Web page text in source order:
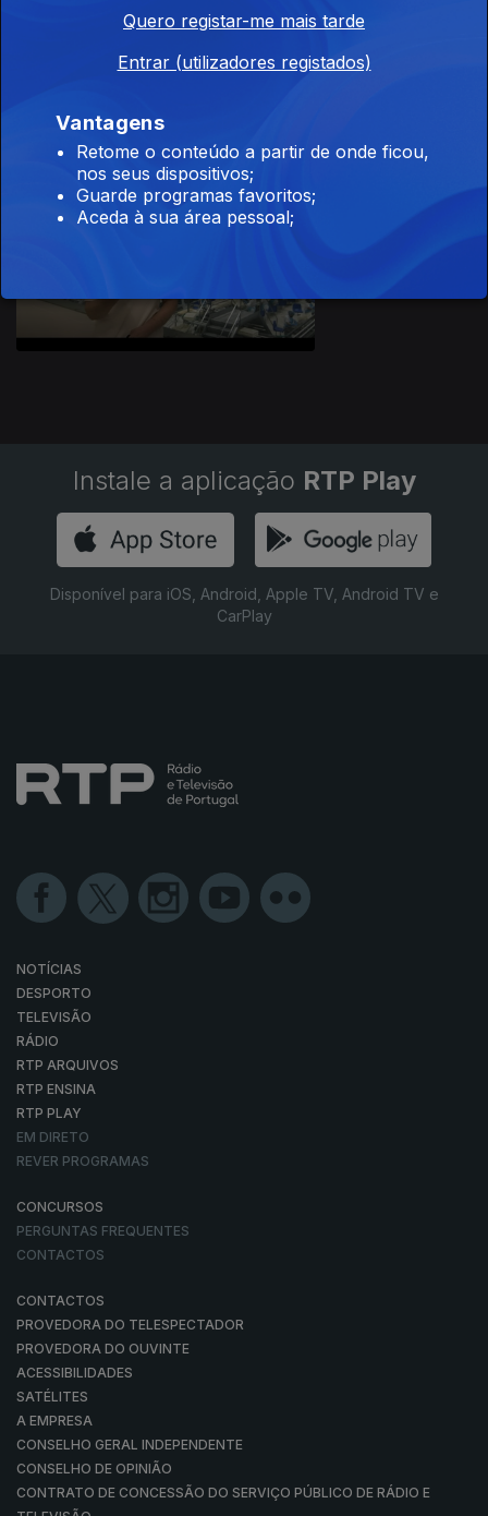
Ep. 7
Instale a aplicação RTP Play
Disponível para iOS, Android, Apple TV, Android TV e
CarPlay
NOTÍCIAS
DESPORTO
TELEVISÃO
RÁDIO
RTP ARQUIVOS
RTP ENSINA
RTP PLAY
EM DIRETO
REVER PROGRAMAS
CONCURSOS
PERGUNTAS FREQUENTES
CONTACTOS
CONTACTOS
PROVEDORA DO TELESPECTADOR
PROVEDORA DO OUVINTE
ACESSIBILIDADES
SATÉLITES
A EMPRESA
CONSELHO GERAL INDEPENDENTE
CONSELHO DE OPINIÃO
CONTRATO DE CONCESSÃO DO SERVIÇO PÚBLICO DE RÁDIO E
Quero registar-me mais tarde
Entrar (utilizadores registados)
Vantagens
Retome o conteúdo a partir de onde ficou,
nos seus dispositivos;
Guarde programas favoritos;
Aceda à sua área pessoal;